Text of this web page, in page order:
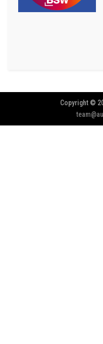
Copyright ©